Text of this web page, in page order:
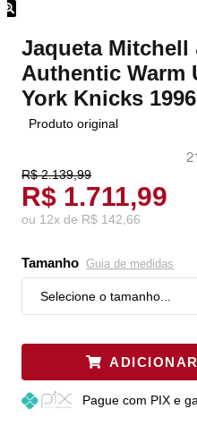
Jaqueta Mitchell
Authentic Warm
York Knicks
Produto original
R$ 2.139,99
R$ 1.711,99
ou 12x de R$ 142,66
Tamanho Guia de medidas
Selecione o tamanho...
Pague com PIX e